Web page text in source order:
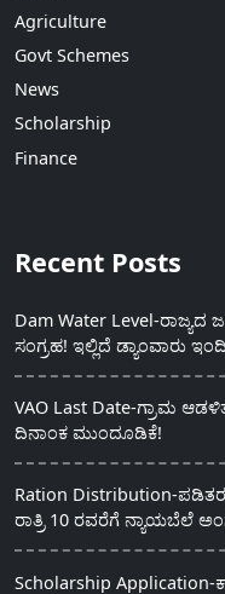
Agriculture
Govt Schemes
News
Scholarship
Finance
Recent Posts
Dam Water Level-ರಾಜ್ಯದ
ಸಂಗ್ರಹ! ಇಲ್ಲಿದೆ ಡ್ಯಾಂವಾರು
VAO Last Date-ಗ್ರಾಮ
ದಿನಾಂಕ ಮುಂದೂಡಿಕೆ!
Ration Distribution-
ರಾತ್ರಿ 10 ರವರೆಗೆ ನ್ಯಾಯಬೆಲೆ
Scholarship Application-